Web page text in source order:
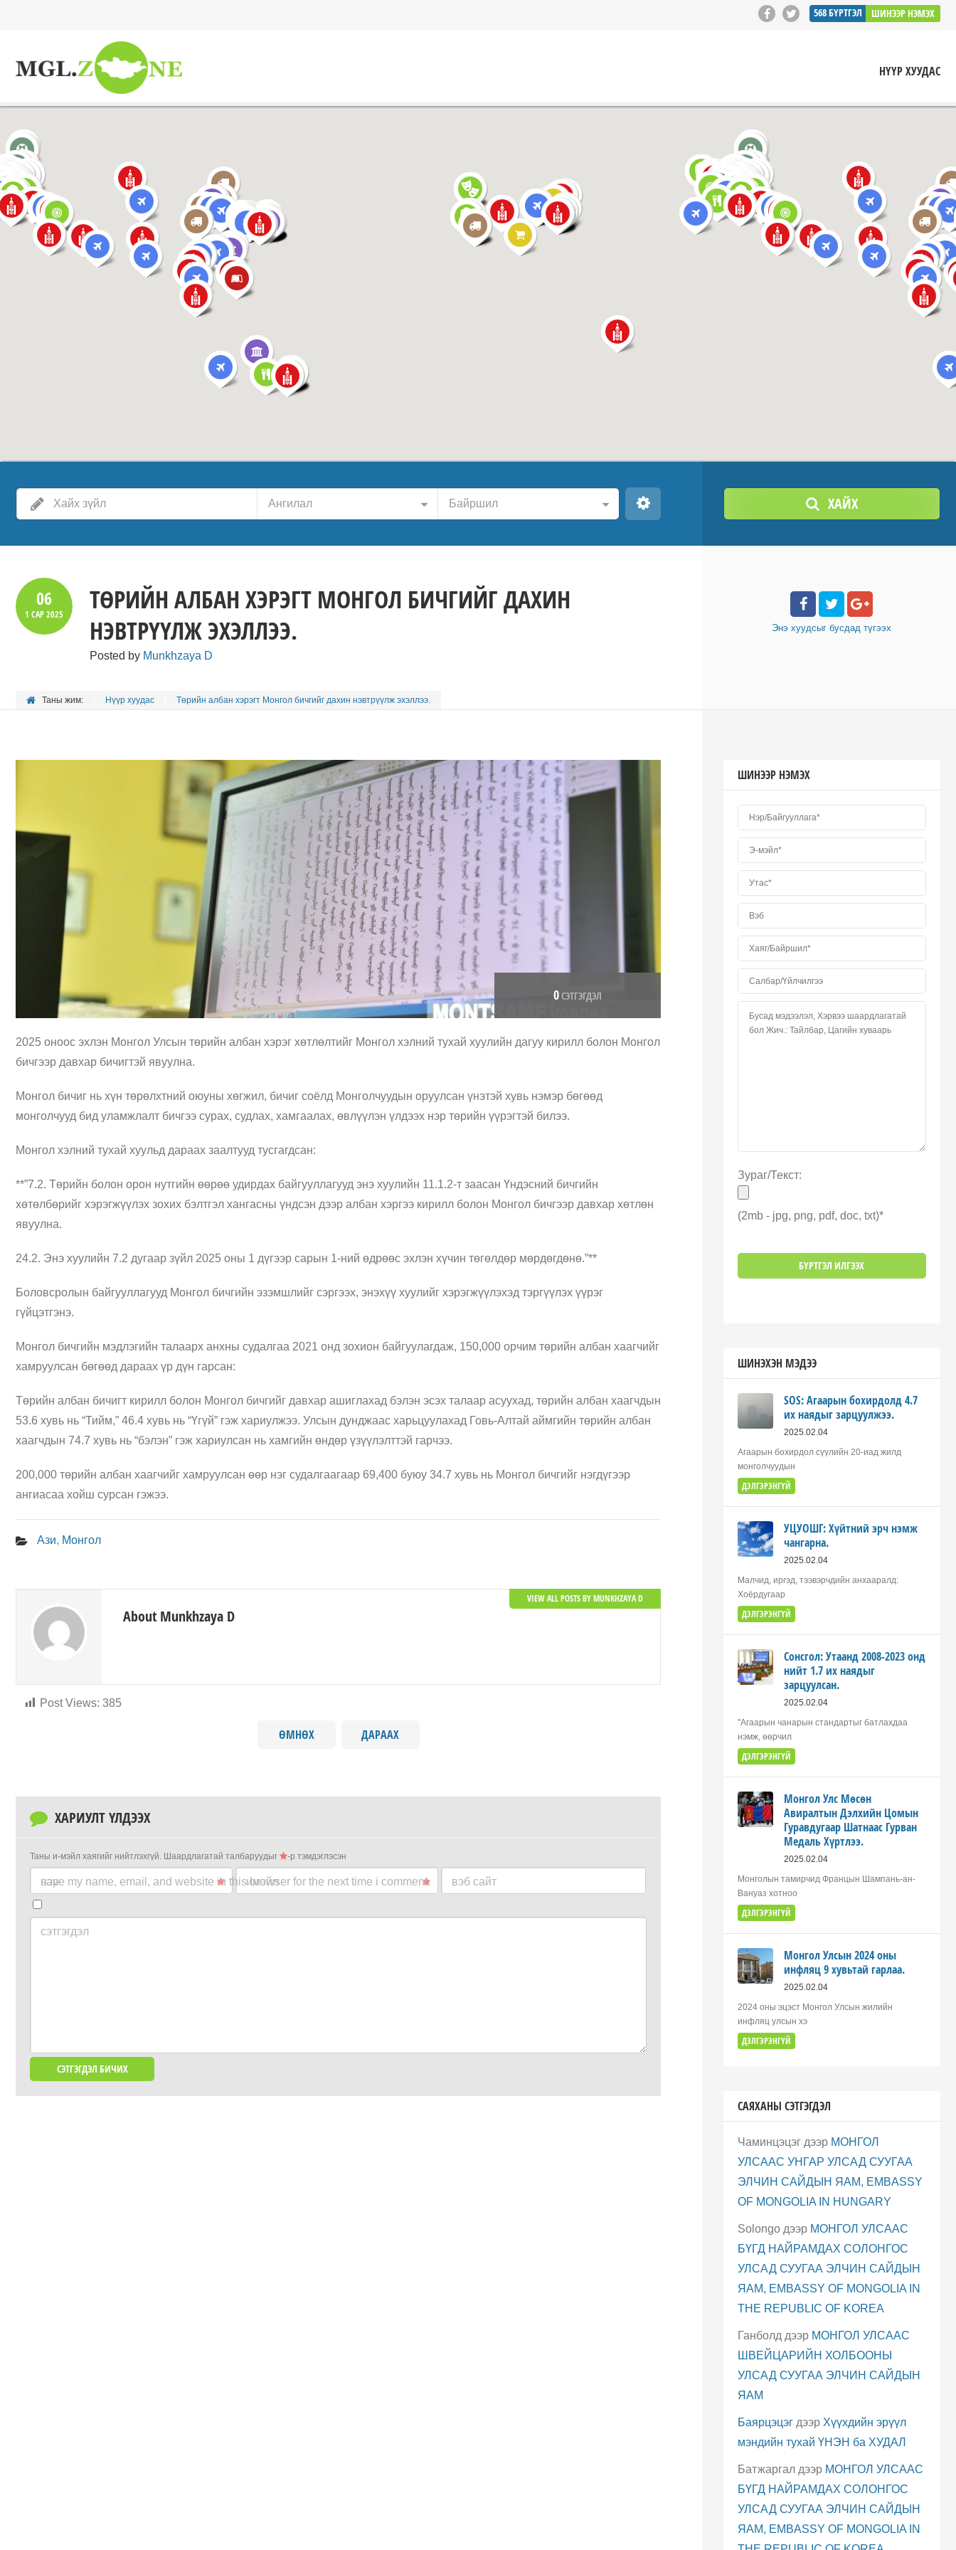
568БҮРТГЭЛ ШИНЭЭР НЭМЭХ
НҮҮР ХУУДАС
Ангилал Байршил ХАЙХ
06
1 САР2025
ТӨРИЙН АЛБАН ХЭРЭГТ МОНГОЛ БИЧГИЙГ ДАХИН
НЭВТРҮҮЛЖ ЭХЭЛЛЭЭ.
Posted by Munkhzaya D
Таны жим: Нүүр хуудас Төрийн албан хэрэгт Монгол бичгийг дахин нэвтрүүлж эхэллээ.
Энэ хуудсыг бусдад түгээх
0СЭТГЭГДЭЛ
2025 оноос эхлэн Монгол Улсын төрийн албан хэрэг хөтлөлтийг Монгол хэлний тухай хуулийн дагуу кирилл болон Монгол
бичгээр давхар бичигтэй явуулна.
Монгол бичиг нь хүн төрөлхтний оюуны хөгжил, бичиг соёлд Монголчуудын оруулсан үнэтэй хувь нэмэр бөгөөд
монголчууд бид уламжлалт бичгээ сурах, судлах, хамгаалах, өвлүүлэн үлдээх нэр төрийн үүрэгтэй билээ.
Монгол хэлний тухай хуульд дараах заалтууд тусгагдсан:
**”7.2. Төрийн болон орон нутгийн өөрөө удирдах байгууллагууд энэ хуулийн 11.1.2-т заасан Үндэсний бичгийн
хөтөлбөрийг хэрэгжүүлэх зохих бэлтгэл хангасны үндсэн дээр албан хэргээ кирилл болон Монгол бичгээр давхар хөтлөн
явуулна.
24.2. Энэ хуулийн 7.2 дугаар зүйл 2025 оны 1 дүгээр сарын 1-ний өдрөөс эхлэн хүчин төгөлдөр мөрдөгдөнө.”**
Боловсролын байгууллагууд Монгол бичгийн эзэмшлийг сэргээх, энэхүү хуулийг хэрэгжүүлэхэд тэргүүлэх үүрэг
гүйцэтгэнэ.
Монгол бичгийн мэдлэгийн талаарх анхны судалгаа 2021 онд зохион байгуулагдаж, 150,000 орчим төрийн албан хаагчийг
хамруулсан бөгөөд дараах үр дүн гарсан:
Төрийн албан бичигт кирилл болон Монгол бичгийг давхар ашиглахад бэлэн эсэх талаар асуухад, төрийн албан хаагчдын
53.6 хувь нь “Тийм,” 46.4 хувь нь “Үгүй” гэж хариулжээ. Улсын дунджаас харьцуулахад Говь-Алтай аймгийн төрийн албан
хаагчдын 74.7 хувь нь “бэлэн” гэж хариулсан нь хамгийн өндөр үзүүлэлттэй гарчээ.
200,000 төрийн албан хаагчийг хамруулсан өөр нэг судалгаагаар 69,400 буюу 34.7 хувь нь Монгол бичгийг нэгдүгээр
ангиасаа хойш сурсан гэжээ.
Post Views: 385
Ази, Монгол
About Munkhzaya D
VIEW ALL POSTS BY MUNKHZAYA D
ӨМНӨХ ДАРААХ
ХАРИУЛТ ҮЛДЭЭХ
Таны и-мэйл хаягийг нийтлэхгүй. Шаардлагатай талбаруудыг -р тэмдэглэсэн
нэр имэйл вэб сайт
save my name, email, and website in this browser for the next time i comment.
сэтгэгдэл
ШИНЭЭР НЭМЭХ
Зураг/Текст:
(2mb - jpg, png, pdf, doc, txt)*
ШИНЭХЭН МЭДЭЭ
SOS: Агаарын бохирдолд 4.7
их наядыг зарцуулжээ.
2025.02.04
Агаарын бохирдол сүүлийн 20-иад жилд
монголчуудын
ДЭЛГЭРЭНГҮЙ
УЦУОШГ: Хүйтний эрч нэмж
чангарна.
2025.02.04
Малчид, иргэд, тээвэрчдийн анхааралд:
Хоёрдугаар
ДЭЛГЭРЭНГҮЙ
Сонсгол: Утаанд 2008-2023 онд
нийт 1.7 их наядыг
зарцуулсан.
2025.02.04
"Агаарын чанарын стандартыг батлахдаа
нэмж, өөрчил
ДЭЛГЭРЭНГҮЙ
Монгол Улс Мөсөн
Авиралтын Дэлхийн Цомын
Гуравдугаар Шатнаас Гурван
Медаль Хүртлээ.
2025.02.04
Монголын тамирчид Францын Шампань-ан-
Вануаз хотноо
ДЭЛГЭРЭНГҮЙ
Монгол Улсын 2024 оны
инфляц 9 хувьтай гарлаа.
2025.02.04
2024 оны эцэст Монгол Улсын жилийн
инфляц улсын хэ
ДЭЛГЭРЭНГҮЙ
САЯХАНЫ СЭТГЭГДЭЛ
Чаминцэцэгдээр МОНГОЛ
УЛСААС УНГАР УЛСАД СУУГАА
ЭЛЧИН САЙДЫН ЯАМ, EMBASSY
OF MONGOLIA IN HUNGARY
Solongoдээр МОНГОЛ УЛСААС
БҮГД НАЙРАМДАХ СОЛОНГОС
УЛСАД СУУГАА ЭЛЧИН САЙДЫН
ЯАМ, EMBASSY OF MONGOLIA IN
THE REPUBLIC OF KOREA
Ганболд дээр МОНГОЛ УЛСААС
ШВЕЙЦАРИЙН ХОЛБООНЫ
УЛСАД СУУГАА ЭЛЧИН САЙДЫН
ЯАМ
Баярцэцэгдээр Хүүхдийн эрүүл
мэндийн тухай ҮНЭН ба ХУДАЛ
Батжаргалдээр МОНГОЛ УЛСААС
БҮГД НАЙРАМДАХ СОЛОНГОС
УЛСАД СУУГАА ЭЛЧИН САЙДЫН
ЯАМ, EMBASSY OF MONGOLIA IN